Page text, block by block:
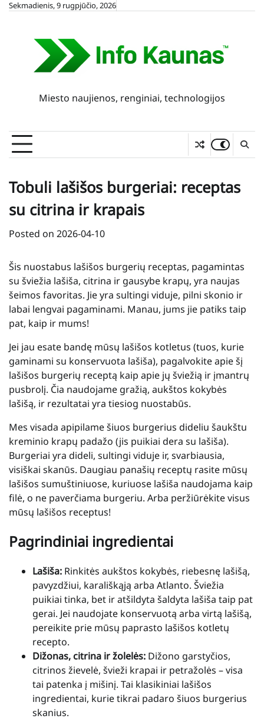
SkipSekmadienis, 9 rugpjūčio, 2026
Miesto naujienos, renginiai, technologijos
Tobuli lašišos burgeriai: receptas
su citrina ir krapais
Posted on 2026-04-10
Šis nuostabus lašišos burgerių receptas, pagamintas
su šviežia lašiša, citrina ir gausybe krapų, yra naujas
šeimos favoritas. Jie yra sultingi viduje, pilni skonio ir
labai lengvai pagaminami. Manau, jums jie patiks taip
pat, kaip ir mums!
Jei jau esate bandę mūsų lašišos kotletus (tuos, kurie
gaminami su konservuota lašiša), pagalvokite apie šį
lašišos burgerių receptą kaip apie jų šviežią ir įmantrų
pusbrolį. Čia naudojame gražią, aukštos kokybės
lašišą, ir rezultatai yra tiesiog nuostabūs.
Mes visada apipilame šiuos burgerius dideliu šaukštu
kreminio krapų padažo (jis puikiai dera su lašiša).
Burgeriai yra dideli, sultingi viduje ir, svarbiausia,
visiškai skanūs. Daugiau panašių receptų rasite mūsų
lašišos sumuštiniuose, kuriuose lašiša naudojama kaip
filė, o ne paverčiama burgeriu. Arba peržiūrėkite visus
mūsų lašišos receptus!
Pagrindiniai ingredientai
Lašiša: Rinkitės aukštos kokybės, riebesnę lašišą,
pavyzdžiui, karališkąją arba Atlanto. Šviežia
puikiai tinka, bet ir atšildyta šaldyta lašiša taip pat
gerai. Jei naudojate konservuotą arba virtą lašišą,
pereikite prie mūsų paprasto lašišos kotletų
recepto.
Dižonas, citrina ir žolelės: Dižono garstyčios,
citrinos žievelė, švieži krapai ir petražolės – visa
tai patenka į mišinį. Tai klasikiniai lašišos
ingredientai, kurie tikrai padaro šiuos burgerius
skanius.